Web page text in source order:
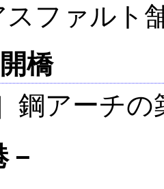
スファルト
橋
鋼アーチ